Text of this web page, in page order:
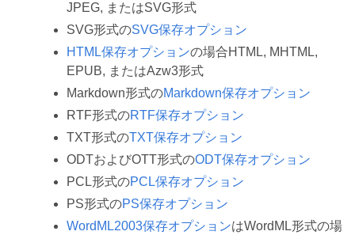
JPEG, またはSVG形式
SVG形式のSVG保存オプション
HTML保存オプションの場合HTML, MHTML,
EPUB, またはAzw3形式
Markdown形式のMarkdown保存オプション
RTF形式のRTF保存オプション
TXT形式のTXT保存オプション
ODTおよびOTT形式のODT保存オプション
PCL形式のPCL保存オプション
PS形式のPS保存オプション
WordML2003保存オプションはWordML形式の場